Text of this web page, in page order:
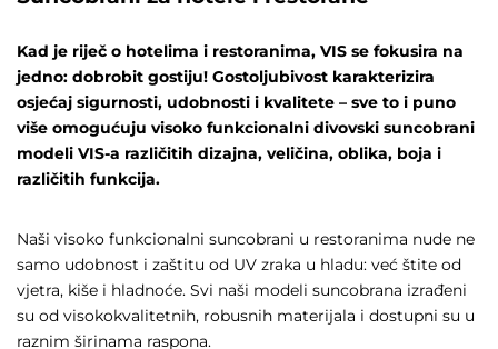
Kad je riječ o hotelima i restoranima, VIS se fokusira na
jedno: dobrobit gostiju! Gostoljubivost karakterizira
osjećaj sigurnosti, udobnosti i kvalitete – sve to i puno
više omogućuju visoko funkcionalni divovski suncobrani
modeli VIS-a različitih dizajna, veličina, oblika, boja i
različitih funkcija.
Naši visoko funkcionalni suncobrani u restoranima nude ne
samo udobnost i zaštitu od UV zraka u hladu: već štite od
vjetra, kiše i hladnoće. Svi naši modeli suncobrana izrađeni
su od visokokvalitetnih, robusnih materijala i dostupni su u
raznim širinama raspona.